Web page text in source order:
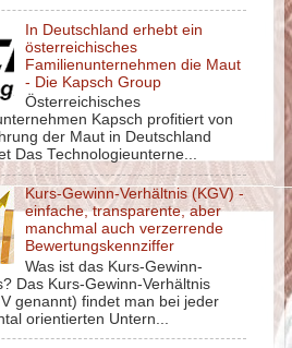
In Deutschland erhebt ein
österreichisches
Familienunternehmen die Maut
- Die Kapsch Group
Österreichisches
Kapsch profitiert von
der Maut in Deutschland
Das Technologieunterne...
Kurs-Gewinn-Verhältnis (KGV) -
einfache, transparente, aber
manchmal auch verzerrende
Bewertungskennziffer
Was ist das Kurs-Gewinn-
Das Kurs-Gewinn-Verhältnis
genannt) findet man bei jeder
orientierten Untern...